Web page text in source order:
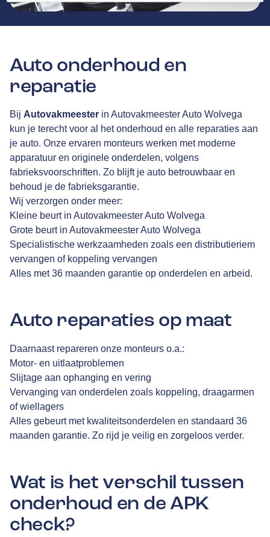
Auto onderhoud en
reparatie
Bij Autovakmeester in Autovakmeester Auto Wolvega
kun je terecht voor al het onderhoud en alle reparaties aan
je auto. Onze ervaren monteurs werken met moderne
apparatuur en originele onderdelen, volgens
fabrieksvoorschriften. Zo blijft je auto betrouwbaar en
behoud je de fabrieksgarantie.
Wij verzorgen onder meer:
Kleine beurt in Autovakmeester Auto Wolvega
Grote beurt in Autovakmeester Auto Wolvega
Specialistische werkzaamheden zoals een distributieriem
vervangen of koppeling vervangen
Alles met 36 maanden garantie op onderdelen en arbeid.
Auto reparaties op maat
Daarnaast repareren onze monteurs o.a.:
Motor- en uitlaatproblemen
Slijtage aan ophanging en vering
Vervanging van onderdelen zoals koppeling, draagarmen
of wiellagers
Alles gebeurt met kwaliteitsonderdelen en standaard 36
maanden garantie. Zo rijd je veilig en zorgeloos verder.
Wat is het verschil tussen
onderhoud en de APK
check?